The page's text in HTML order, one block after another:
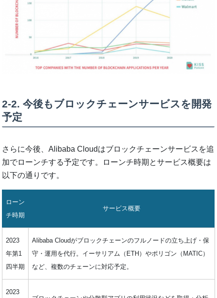
2-2. 今後もブロックチェーンサービスを開発
予定
さらに今後、Alibaba Cloudはブロックチェーンサービスを追
加でローンチする予定です。ローンチ時期とサービス概要は
以下の通りです。
ローン
チ時期
サービス概要
2023
年第1
四半期
Alibaba Cloudがブロックチェーンのフルノードの立ち上げ・保
守・運用を代行。イーサリアム（ETH）やポリゴン（MATIC）
など、複数のチェーンに対応予定。
2023